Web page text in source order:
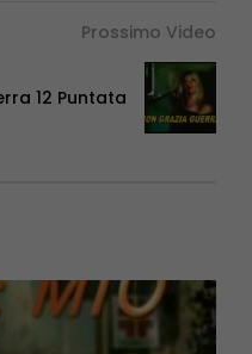
Prossimo Video
12 Puntata